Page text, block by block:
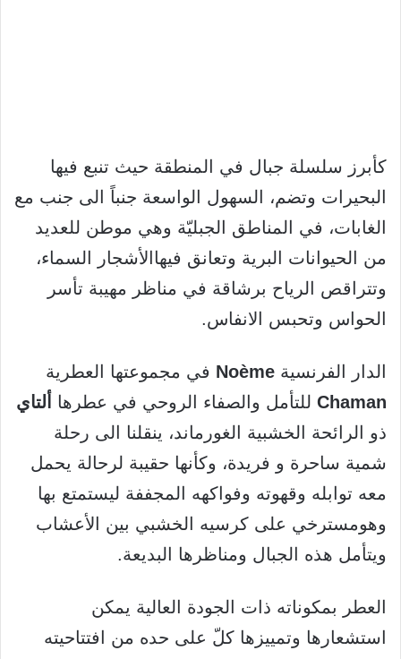
كأبرز سلسلة جبال في المنطقة حيث تنبع فيها
البحيرات وتضم، السهول الواسعة جنباً الى جنب مع
الغابات، في المناطق الجبليّة وهي موطن للعديد
من الحيوانات البرية وتعانق فيهاالأشجار السماء،
وتتراقص الرياح برشاقة في مناظر مهيبة تأسر
الحواس وتحبس الانفاس.
الدار الفرنسية Noème في مجموعتها العطرية
Chaman للتأمل والصفاء الروحي في عطرها
ألتاي
ذو الرائحة الخشبية الغورماند، ينقلنا الى رحلة
شمية ساحرة و فريدة، وكأنها حقيبة لرحالة يحمل
معه توابله وقهوته وفواكهه المجففة ليستمتع بها
وهومسترخي على كرسيه الخشبي بين الأعشاب
ويتأمل هذه الجبال ومناظرها البديعة.
العطر بمكوناته ذات الجودة العالية يمكن
استشعارها وتمييزها كلّ على حده من افتتاحيته